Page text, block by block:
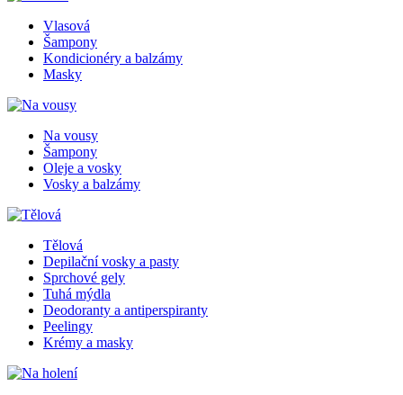
Vlasová
Šampony
Kondicionéry a balzámy
Masky
Na vousy
Šampony
Oleje a vosky
Vosky a balzámy
Tělová
Depilační vosky a pasty
Sprchové gely
Tuhá mýdla
Deodoranty a antiperspiranty
Peelingy
Krémy a masky